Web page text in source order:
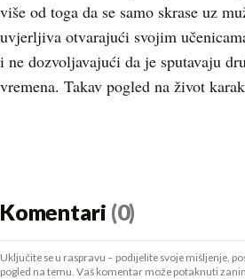
više od toga da se samo skrase uz
uvjerljiva otvarajući svojim
i ne dozvoljavajući da je sputavaju
vremena. Takav pogled na život
Komentari (0)
Uključite se u raspravu – podijelite svoje mišljenje,
pogled na temu. Vaš komentar može potaknuti